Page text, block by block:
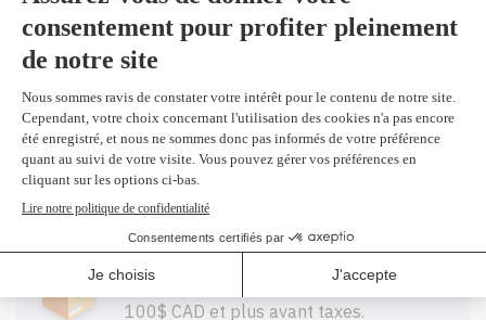
54,99$ (2 et
Toutes nos cartouches réusinées sont
garanties.
Livraison gratuite sur tout achat de
100$ CAD et plus avant taxes.